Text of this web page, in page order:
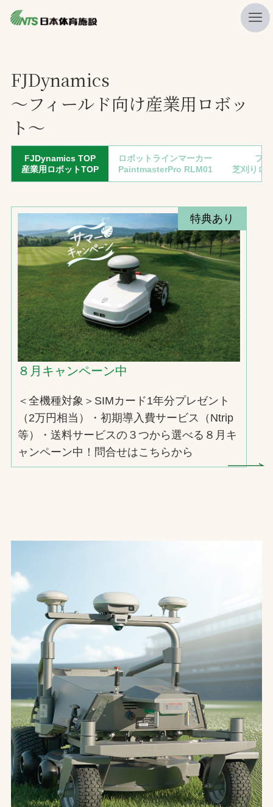
ニュース
プレスリリース
レポート
製品・サービス一覧
施工・管理実績一覧
会社概要
採用情報
検索
お問合せ
お取引先の皆様へ
プライバシーポリシー
FJDynamics
〜フィールド向け産業用ロボッ
ト〜
FJDynamics TOP
産業用ロボットTOP
ロボットラインマーカー
PaintmasterPro RLM01
フ
芝刈りロ
特典あり
８月キャンペーン中
＜全機種対象＞SIMカード1年分プレゼント
（2万円相当）・初期導入費サービス（Ntrip
等）・送料サービスの３つから選べる８月キ
ャンペーン中！問合せはこちらから